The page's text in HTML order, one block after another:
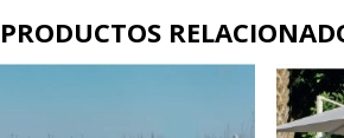
PRODUCTOS